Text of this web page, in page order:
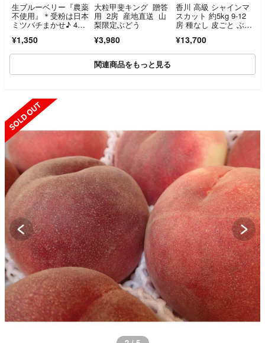
生ブルーベリー『農薬
不使用』＊受粉は日本
ミツバチまかせ♪ 400
¥1,350
大粒甲斐キング 贈答
用 2房 産地直送 山
梨限定ぶどう
¥3,980
香川 高級 シャインマ
スカット 約5kg 9-12
房 種なし 皮ごと ぶど
¥13,700
関連商品をもっと見る